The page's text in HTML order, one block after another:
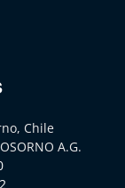
Chile
A.G.